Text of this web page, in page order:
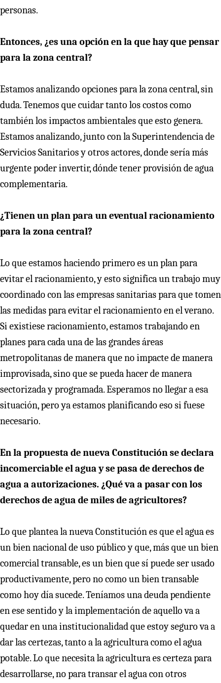
personas.
Entonces, ¿es una opción en la que hay que pensar
para la zona central?
Estamos analizando opciones para la zona central, sin
duda. Tenemos que cuidar tanto los costos como
también los impactos ambientales que esto genera.
Estamos analizando, junto con la Superintendencia de
Servicios Sanitarios y otros actores, donde sería más
urgente poder invertir, dónde tener provisión de agua
complementaria.
¿Tienen un plan para un eventual racionamiento
para la zona central?
Lo que estamos haciendo primero es un plan para
evitar el racionamiento, y esto significa un trabajo muy
coordinado con las empresas sanitarias para que tomen
las medidas para evitar el racionamiento en el verano.
Si existiese racionamiento, estamos trabajando en
planes para cada una de las grandes áreas
metropolitanas de manera que no impacte de manera
improvisada, sino que se pueda hacer de manera
sectorizada y programada. Esperamos no llegar a esa
situación, pero ya estamos planificando eso si fuese
necesario.
En la propuesta de nueva Constitución se declara
incomerciable el agua y se pasa de derechos de
agua a autorizaciones. ¿Qué va a pasar con los
derechos de agua de miles de agricultores?
Lo que plantea la nueva Constitución es que el agua es
un bien nacional de uso público y que, más que un bien
comercial transable, es un bien que sí puede ser usado
productivamente, pero no como un bien transable
como hoy día sucede. Teníamos una deuda pendiente
en ese sentido y la implementación de aquello va a
quedar en una institucionalidad que estoy seguro va a
dar las certezas, tanto a la agricultura como el agua
potable. Lo que necesita la agricultura es certeza para
desarrollarse, no para transar el agua con otros